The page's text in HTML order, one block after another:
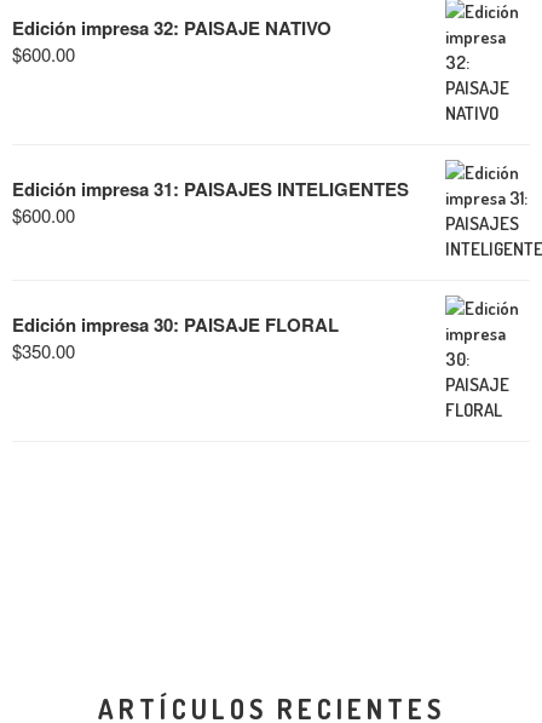
Edición impresa 32: PAISAJE NATIVO
$600.00
Edición impresa 31: PAISAJES INTELIGENTES
$600.00
Edición impresa 30: PAISAJE FLORAL
$350.00
ARTÍCULOS RECIENTES